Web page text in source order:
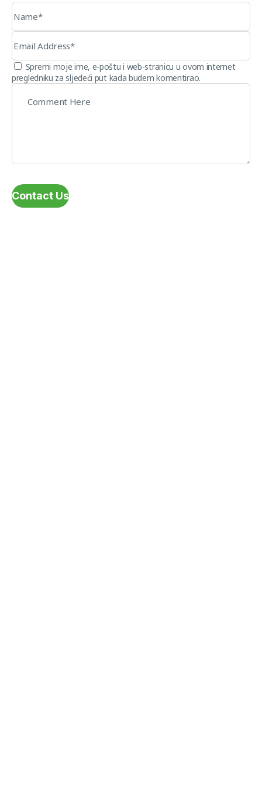
Spremi moje ime, e-poštu i web-stranicu u ovom internet
pregledniku za sljedeći put kada budem komentirao.
Contact Us